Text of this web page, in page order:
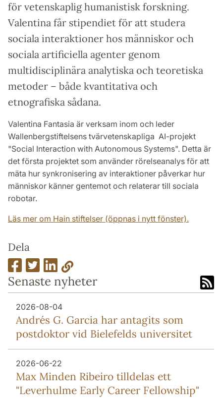
för vetenskaplig humanistisk forskning.
Valentina får stipendiet för att studera
sociala interaktioner hos människor och
sociala artificiella agenter genom
multidisciplinära analytiska och teoretiska
metoder – både kvantitativa och
etnografiska sådana.
Valentina Fantasia är verksam inom och leder
Wallenbergstiftelsens tvärvetenskapliga AI-projekt
"Social Interaction with Autonomous Systems". Detta är
det första projektet som använder rörelseanalys för att
mäta hur synkronisering av interaktioner påverkar hur
människor känner gentemot och relaterar till sociala
robotar.
Läs mer om Hain stiftelser (öppnas i nytt fönster).
Dela
Senaste nyheter
2026-08-04
Andrés G. Garcia har antagits som
postdoktor vid Bielefelds universitet
2026-06-22
Max Minden Ribeiro tilldelas ett
"Leverhulme Early Career Fellowship"